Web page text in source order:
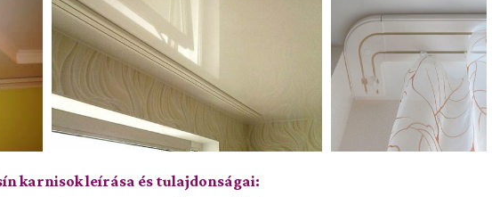
karnisok leírása és tulajdonságai: